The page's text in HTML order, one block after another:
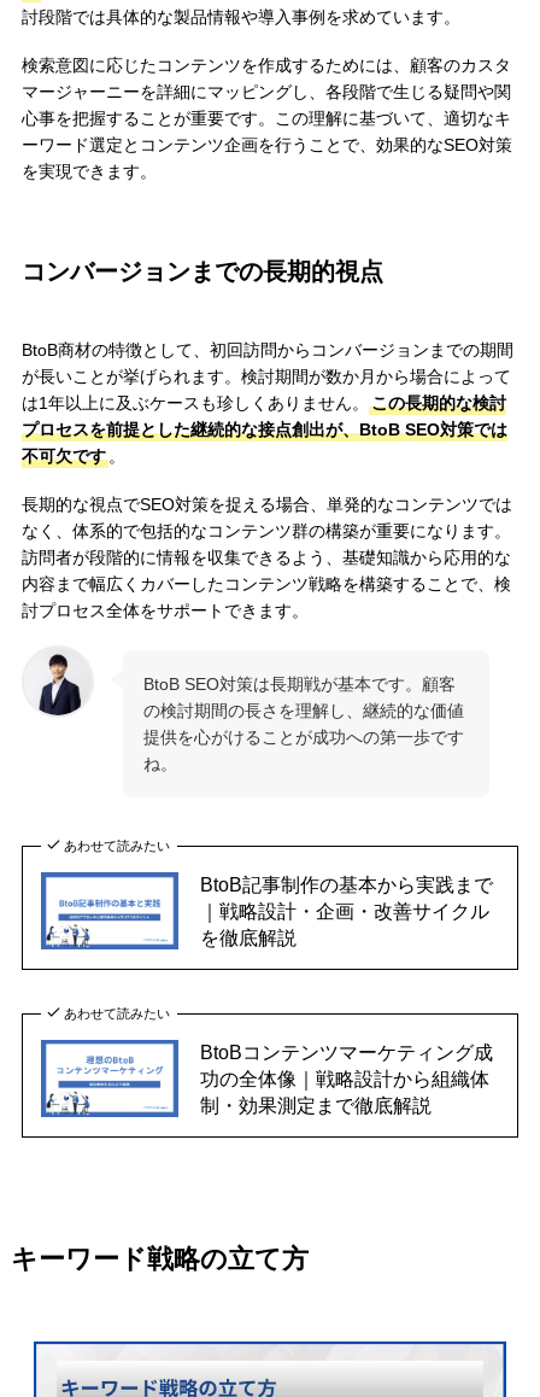
討段階では具体的な製品情報や導入事例を求めています。
検索意図に応じたコンテンツを作成するためには、顧客のカスタ
マージャーニーを詳細にマッピングし、各段階で生じる疑問や関
心事を把握することが重要です。この理解に基づいて、適切なキ
ーワード選定とコンテンツ企画を行うことで、効果的なSEO対策
を実現できます。
コンバージョンまでの長期的視点
BtoB商材の特徴として、初回訪問からコンバージョンまでの期間
が長いことが挙げられます。検討期間が数か月から場合によって
は1年以上に及ぶケースも珍しくありません。
この長期的な検討
プロセスを前提とした継続的な接点創出が、BtoB SEO対策では
不可欠です。
長期的な視点でSEO対策を捉える場合、単発的なコンテンツでは
なく、体系的で包括的なコンテンツ群の構築が重要になります。
訪問者が段階的に情報を収集できるよう、基礎知識から応用的な
内容まで幅広くカバーしたコンテンツ戦略を構築することで、検
討プロセス全体をサポートできます。
BtoB SEO対策は長期戦が基本です。顧客
の検討期間の長さを理解し、継続的な価値
提供を心がけることが成功への第一歩です
ね。
あわせて読みたい
BtoB記事制作の基本から実践まで
｜戦略設計・企画・改善サイクル
を徹底解説
あわせて読みたい
BtoBコンテンツマーケティング成
功の全体像｜戦略設計から組織体
制・効果測定まで徹底解説
キーワード戦略の立て方